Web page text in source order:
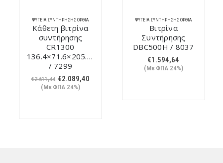
ΨΥΓΕΊΑ ΣΥΝΤΉΡΗΣΗΣ ΌΡΘΙΑ
Κάθετη βιτρίνα
συντήρησης
CR1300
136.4×71.6×205.9cm
/ 7299
€2.611,44 Original
price
€2.089,40
(Με ΦΠΑ 24%)
ΨΥΓΕΊΑ ΣΥΝΤΉΡΗΣΗΣ ΌΡΘΙΑ
Βιτρίνα
Συντήρησης
DBC500Η / 8037
€1.594,64
(Με ΦΠΑ 24%)